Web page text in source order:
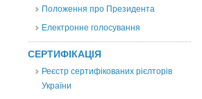
Положення про Президента
Електронне голосування
СЕРТИФІКАЦІЯ
Реєстр сертифікованих рієлторів
України